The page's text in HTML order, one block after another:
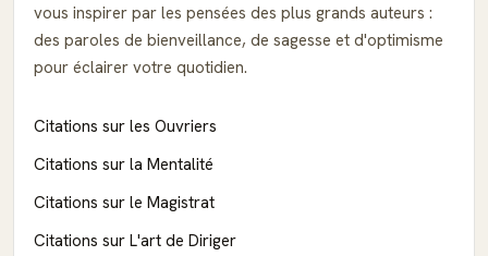
vous inspirer par les pensées des plus grands auteurs :
des paroles de bienveillance, de sagesse et d'optimisme
pour éclairer votre quotidien.
Citations sur les Ouvriers
Citations sur la Mentalité
Citations sur le Magistrat
Citations sur L'art de Diriger